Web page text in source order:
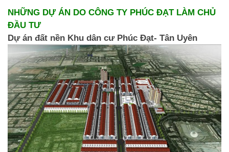
NHỮNG DỰ ÁN DO CÔNG TY PHÚC ĐẠT LÀM CHỦ
ĐẦU TƯ
Dự án đất nền Khu dân cư Phúc Đạt- Tân Uyên